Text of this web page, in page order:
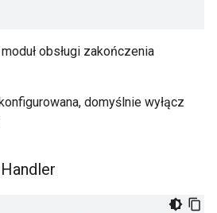
obsługi zakończenia
domyślnie wyłącz
Handler